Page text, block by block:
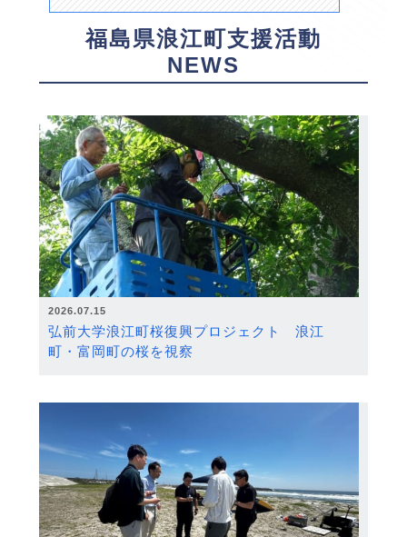
福島県浪江町支援活動
NEWS
2026.07.15
弘前大学浪江町桜復興プロジェクト 浪江
町・富岡町の桜を視察